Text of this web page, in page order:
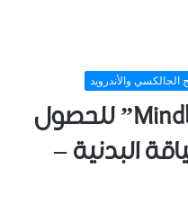
الجالكسي والأندرويد
تحميل تطبيق “Mindbody” للحصول
البدنية –